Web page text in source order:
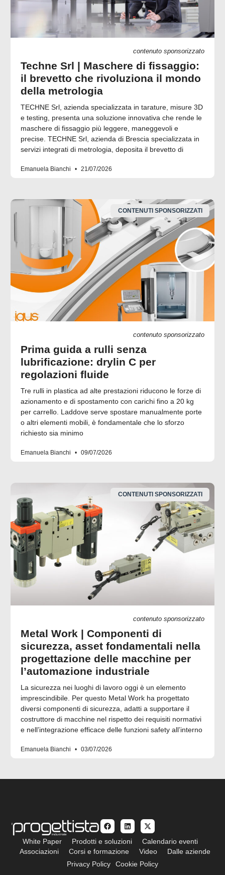
contenuto sponsorizzato
Techne Srl | Maschere di fissaggio:
il brevetto che rivoluziona il mondo
della metrologia
TECHNE Srl, azienda specializzata in tarature, misure 3D
e testing, presenta una soluzione innovativa che rende le
maschere di fissaggio più leggere, maneggevoli e
precise. TECHNE Srl, azienda di Brescia specializzata in
servizi integrati di metrologia, deposita il brevetto di
Emanuela Bianchi 21/07/2026
CONTENUTI SPONSORIZZATI
contenuto sponsorizzato
Prima guida a rulli senza
lubrificazione: drylin C per
regolazioni fluide
Tre rulli in plastica ad alte prestazioni riducono le forze di
azionamento e di spostamento con carichi fino a 20 kg
per carrello. Laddove serve spostare manualmente porte
o altri elementi mobili, è fondamentale che lo sforzo
richiesto sia minimo
Emanuela Bianchi 09/07/2026
CONTENUTI SPONSORIZZATI
contenuto sponsorizzato
Metal Work | Componenti di
sicurezza, asset fondamentali nella
progettazione delle macchine per
l’automazione industriale
La sicurezza nei luoghi di lavoro oggi è un elemento
imprescindibile. Per questo Metal Work ha progettato
diversi componenti di sicurezza, adatti a supportare il
costruttore di macchine nel rispetto dei requisiti normativi
e nell’integrazione efficace delle funzioni safety all’interno
Emanuela Bianchi 03/07/2026
White Paper Prodotti e soluzioni
Calendario eventi
Associazioni
Corsi e formazione Video
Dalle aziende
Privacy Policy
Cookie Policy